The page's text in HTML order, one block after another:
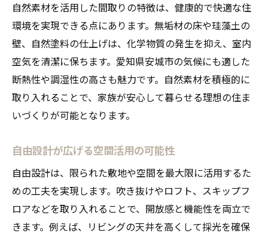
自然素材を活用した間取りの特徴は、健康的で快適な住
環境を実現できる点にあります。無垢材の床や珪藻土の
壁、自然塗料の仕上げは、化学物質の発生を抑え、室内
空気を清潔に保ちます。愛知県安城市の気候にも適した
断熱性や調湿性の高さも魅力です。自然素材を積極的に
取り入れることで、家族が安心して暮らせる理想の住ま
いづくりが可能となります。
自由設計が広げる空間活用の可能性
自由設計は、限られた敷地や空間を最大限に活用するた
めの工夫を実現します。吹き抜けやロフト、スキップフ
ロアなどを取り入れることで、開放感と機能性を両立で
きます。例えば、リビングの天井を高くして採光を確保